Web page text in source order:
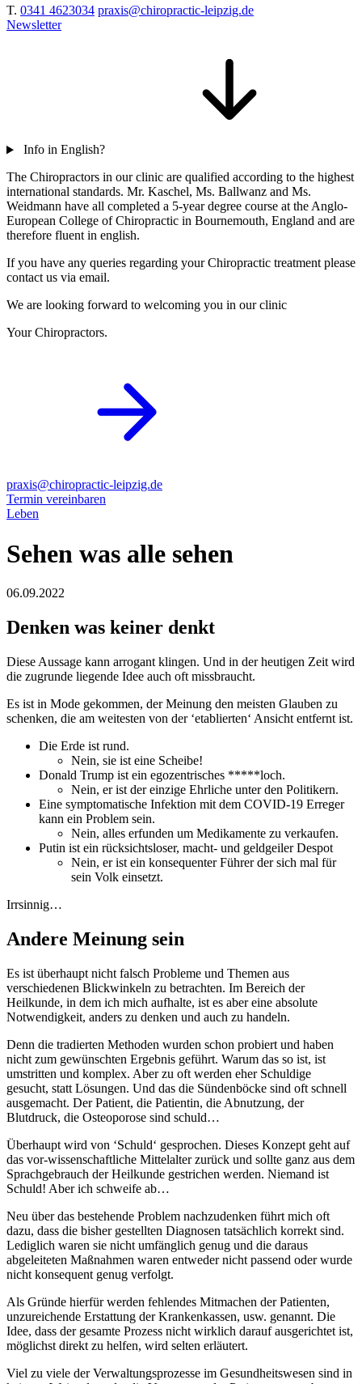
T. 0341 4623034 praxis@chiropractic-leipzig.de
Newsletter
Info in English?
The Chiropractors in our clinic are qualified according to the highest
international standards. Mr. Kaschel, Ms. Ballwanz and Ms.
Weidmann have all completed a 5-year degree course at the Anglo-
European College of Chiropractic in Bournemouth, England and are
therefore fluent in english.
If you have any queries regarding your Chiropractic treatment please
contact us via email.
We are looking forward to welcoming you in our clinic
Your Chiropractors.
praxis@chiropractic-leipzig.de
Termin vereinbaren
Leben
Sehen was alle sehen
06.09.2022
Denken was keiner denkt
Diese Aussage kann arrogant klingen. Und in der heutigen Zeit wird
die zugrunde liegende Idee auch oft missbraucht.
Es ist in Mode gekommen, der Meinung den meisten Glauben zu
schenken, die am weitesten von der ‘etablierten‘ Ansicht entfernt ist.
Die Erde ist rund.
Nein, sie ist eine Scheibe!
Donald Trump ist ein egozentrisches *****loch.
Nein, er ist der einzige Ehrliche unter den Politikern.
Eine symptomatische Infektion mit dem COVID-19 Erreger
kann ein Problem sein.
Nein, alles erfunden um Medikamente zu verkaufen.
Putin ist ein rücksichtsloser, macht- und geldgeiler Despot
Nein, er ist ein konsequenter Führer der sich mal für
sein Volk einsetzt.
Irrsinnig…
Andere Meinung sein
Es ist überhaupt nicht falsch Probleme und Themen aus
verschiedenen Blickwinkeln zu betrachten. Im Bereich der
Heilkunde, in dem ich mich aufhalte, ist es aber eine absolute
Notwendigkeit, anders zu denken und auch zu handeln.
Denn die tradierten Methoden wurden schon probiert und haben
nicht zum gewünschten Ergebnis geführt. Warum das so ist, ist
umstritten und komplex. Aber zu oft werden eher Schuldige
gesucht, statt Lösungen. Und das die Sündenböcke sind oft schnell
ausgemacht. Der Patient, die Patientin, die Abnutzung, der
Blutdruck, die Osteoporose sind schuld…
Überhaupt wird von ‘Schuld‘ gesprochen. Dieses Konzept geht auf
das vor-wissenschaftliche Mittelalter zurück und sollte ganz aus dem
Sprachgebrauch der Heilkunde gestrichen werden. Niemand ist
Schuld! Aber ich schweife ab…
Neu über das bestehende Problem nachzudenken führt mich oft
dazu, dass die bisher gestellten Diagnosen tatsächlich korrekt sind.
Lediglich waren sie nicht umfänglich genug und die daraus
abgeleiteten Maßnahmen waren entweder nicht passend oder wurde
nicht konsequent genug verfolgt.
Als Gründe hierfür werden fehlendes Mitmachen der Patienten,
unzureichende Erstattung der Krankenkassen, usw. genannt. Die
Idee, dass der gesamte Prozess nicht wirklich darauf ausgerichtet ist,
möglichst direkt zu helfen, wird selten erläutert.
Viel zu viele der Verwaltungsprozesse im Gesundheitswesen sind in